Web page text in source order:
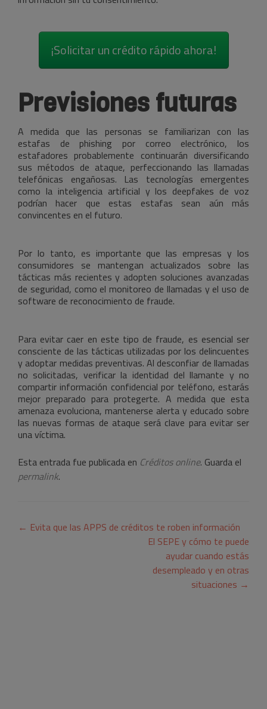
¡Solicitar un crédito rápido ahora!
Previsiones futuras
A medida que las personas se familiarizan con las
estafas de phishing por correo electrónico, los
estafadores probablemente continuarán diversificando
sus métodos de ataque, perfeccionando las llamadas
telefónicas engañosas. Las tecnologías emergentes
como la inteligencia artificial y los deepfakes de voz
podrían hacer que estas estafas sean aún más
convincentes en el futuro.
Por lo tanto, es importante que las empresas y los
consumidores se mantengan actualizados sobre las
tácticas más recientes y adopten soluciones avanzadas
de seguridad, como el monitoreo de llamadas y el uso de
software de reconocimiento de fraude.
Para evitar caer en este tipo de fraude, es esencial ser
consciente de las tácticas utilizadas por los delincuentes
y adoptar medidas preventivas. Al desconfiar de llamadas
no solicitadas, verificar la identidad del llamante y no
compartir información confidencial por teléfono, estarás
mejor preparado para protegerte. A medida que esta
amenaza evoluciona, mantenerse alerta y educado sobre
las nuevas formas de ataque será clave para evitar ser
una víctima.
Esta entrada fue publicada en Créditos online. Guarda el
permalink.
Navegación
← Evita que las APPS de créditos te roben información
El SEPE y cómo te puede
ayudar cuando estás
desempleado y en otras
situaciones →